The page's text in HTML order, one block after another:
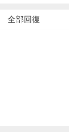
全部回復